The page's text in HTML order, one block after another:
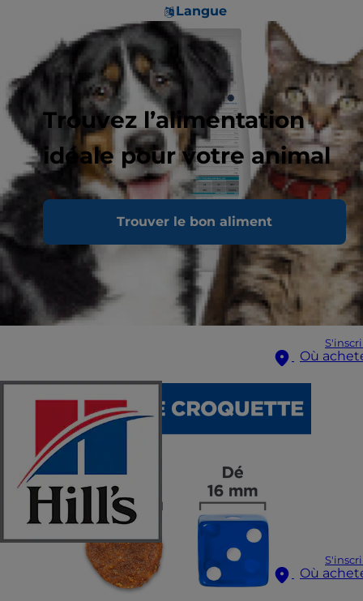
Langue
Trouvez l’alimentation
idéale pour votre animal
Trouver le bon aliment
Où
Où